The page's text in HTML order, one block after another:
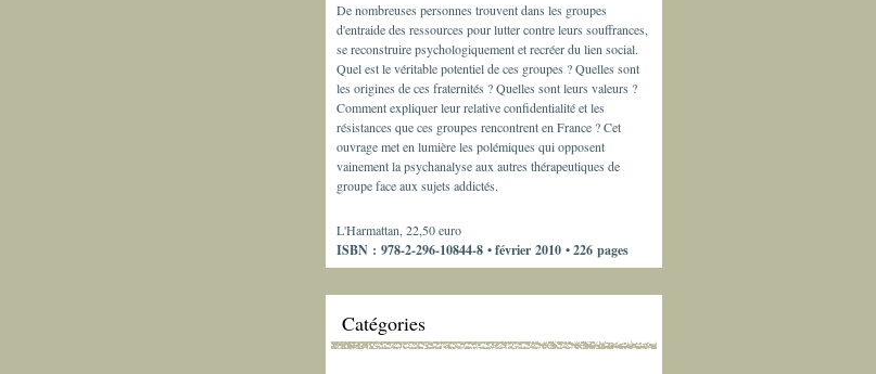
De nombreuses personnes trouvent dans les groupes
d'entraide des ressources pour lutter contre leurs souffrances,
se reconstruire psychologiquement et recréer du lien social.
Quel est le véritable potentiel de ces groupes ? Quelles sont
les origines de ces fraternités ? Quelles sont leurs valeurs ?
Comment expliquer leur relative confidentialité et les
résistances que ces groupes rencontrent en France ? Cet
ouvrage met en lumière les polémiques qui opposent
vainement la psychanalyse aux autres thérapeutiques de
groupe face aux sujets addictés.
L'Harmattan, 22,50 euro
ISBN : 978-2-296-10844-8 • février 2010 • 226 pages
Catégories